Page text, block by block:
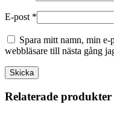
E-post *
Spara mitt namn, min e-
webbläsare till nästa gång
Relaterade produkter